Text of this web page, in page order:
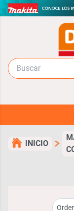
INICIO